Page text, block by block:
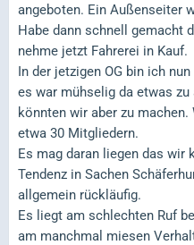
angeboten. Ein Außenseiter
Habe dann schnell gemacht
nehme jetzt Fahrerei in Kauf.
In der jetzigen OG bin ich
es war mühselig da etwas
könnten wir aber zu
etwa 30 Mitgliedern.
Es mag daran liegen das wir
Tendenz in Sachen
allgemein rückläufig.
Es liegt am schlechten Ruf
am manchmal miesen